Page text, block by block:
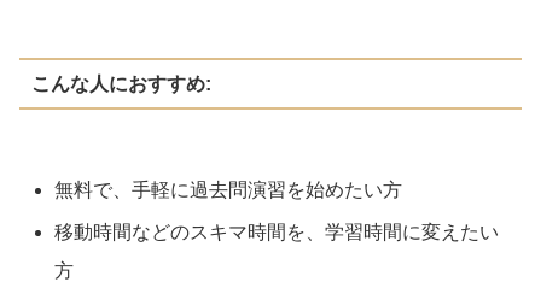
こんな人におすすめ:
無料で、手軽に過去問演習を始めたい方
移動時間などのスキマ時間を、学習時間に変えたい
方